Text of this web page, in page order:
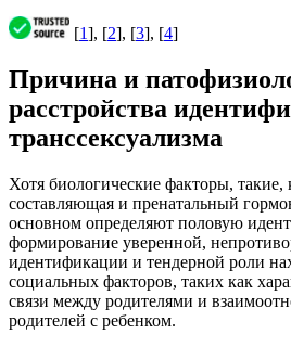
[1], [2], [3], [4]
Причина и
расстройства
транссексуализма
Хотя биологические факторы, такие,
составляющая и пренатальный
основном определяют половую
формирование уверенной,
идентификации и тендерной роли
социальных факторов, таких как
связи между родителями и
родителей с ребенком.